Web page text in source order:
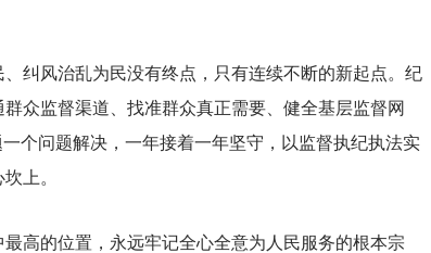
风治乱为民没有终点，只有连续不断的新起点。纪
众监督渠道、找准群众真正需要、健全基层监督网
个问题解决，一年接着一年坚守，以监督执纪执法实
上。
的位置，永远牢记全心全意为人民服务的根本宗